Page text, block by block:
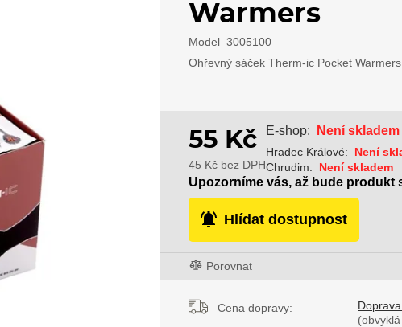
Warmers
Model 3005100
Ohřevný sáček Therm-ic Pocket
55 Kč
45 Kč bez DPH
E-shop: Není skladem
Hradec Králové:
Není
Chrudim:
Není skladem
Upozorníme vás, až bude produkt
Hlídat dostupnost
Porovnat
Cena dopravy: